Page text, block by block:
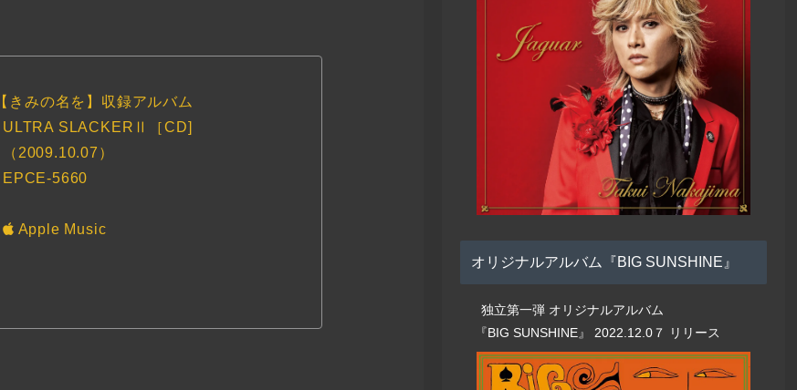
【きみの名を】収録アルバム
ULTRA SLACKERⅡ［CD]
（2009.10.07）
EPCE-5660
Apple Music
オリジナルアルバム『BIG SUNSHINE』
独立第一弾 オリジナルアルバム
『BIG SUNSHINE』 2022.12.0７ リリース